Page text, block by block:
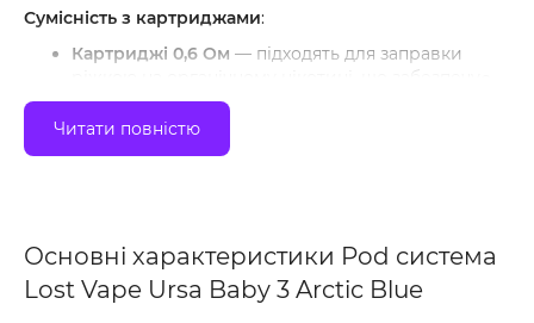
Сумісність з картриджами:
Картриджі 0,6 Ом — підходять для заправки
ріжкою на органічному нікотині, що забезпечує
ідеальний баланс смаку та об’єму пари.
Картриджі 0,8 Ом і 1 Ом
заправляти сольовими рідинами, щоб досягти
Ємність картриджа: 2.5 мл.
Ємність акумулятора: 1200 мАч — для тривалої
Читати повністю
Основні характеристики Pod система
Lost Vape Ursa Baby 3 Arctic Blue